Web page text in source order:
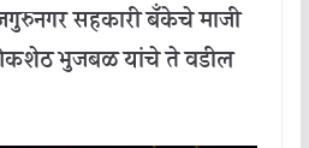
सहकारी बँकेचे माजी
भुजबळ यांचे ते वडील